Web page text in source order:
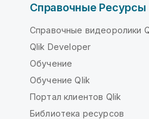
Справочные Ресурсы
Справочные видеоролики
Qlik Developer
Обучение
Обучение Qlik
Портал клиентов Qlik
Библиотека ресурсов